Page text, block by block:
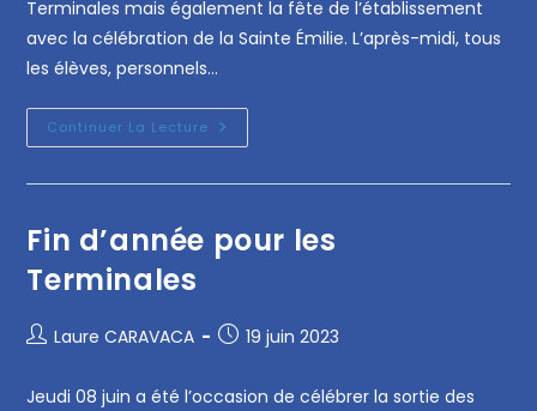
Terminales mais également la fête de l’établissement
avec la célébration de la Sainte Émilie. L’après-midi, tous
les élèves, personnels…
Continuer La Lecture
Fin d’année pour les
Terminales
Laure CARAVACA 19 juin 2023
Jeudi 08 juin a été l’occasion de célébrer la sortie des